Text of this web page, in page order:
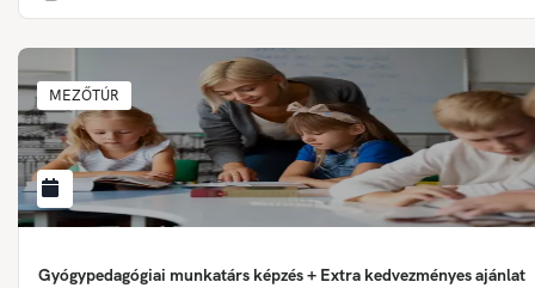
MEZŐTÚR
Gyógypedagógiai munkatárs képzés + Extra kedvezményes ajánlat